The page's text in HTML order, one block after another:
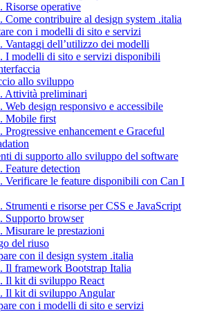
Risorse operative
Come contribuire al design system .italia
con i modelli di sito e servizi
Vantaggi dell’utilizzo dei modelli
I modelli di sito e servizi disponibili
allo sviluppo
Attività preliminari
Web design responsivo e accessibile
Mobile first
Progressive enhancement e Graceful
di supporto allo sviluppo del software
Feature detection
Verificare le feature disponibili con Can I
Strumenti e risorse per CSS e JavaScript
Supporto browser
Misurare le prestazioni
del riuso
con il design system .italia
Il framework Bootstrap Italia
Il kit di sviluppo React
Il kit di sviluppo Angular
con i modelli di sito e servizi